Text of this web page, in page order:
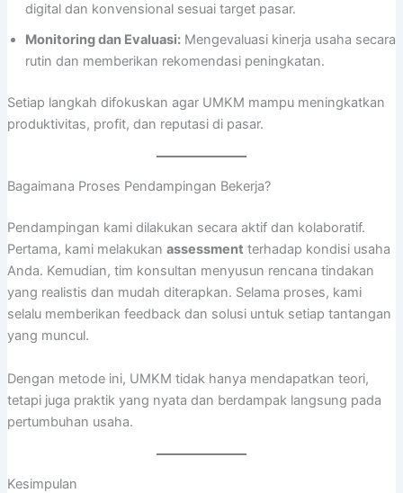
digital dan konvensional sesuai target pasar.
Monitoring dan Evaluasi:Mengevaluasi kinerja usaha secara
rutin dan memberikan rekomendasi peningkatan.
Setiap langkah difokuskan agar UMKM mampu meningkatkan
produktivitas, profit, dan reputasi di pasar.
Bagaimana Proses Pendampingan Bekerja?
Pendampingan kami dilakukan secara aktif dan kolaboratif.
Pertama, kami melakukan assessment terhadap kondisi usaha
Anda. Kemudian, tim konsultan menyusun rencana tindakan
yang realistis dan mudah diterapkan. Selama proses, kami
selalu memberikan feedback dan solusi untuk setiap tantangan
yang muncul.
Dengan metode ini, UMKM tidak hanya mendapatkan teori,
tetapi juga praktik yang nyata dan berdampak langsung pada
pertumbuhan usaha.
Kesimpulan